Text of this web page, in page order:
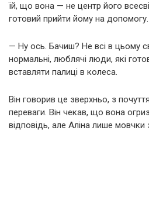
їй, що вона — не центр його
готовий прийти йому на допомогу.
— Ну ось. Бачиш? Не всі в цьому
нормальні, люблячі люди, які
вставляти палиці в колеса.
Він говорив це зверхньо, з
переваги. Він чекав, що вона
відповідь, але Аліна лише